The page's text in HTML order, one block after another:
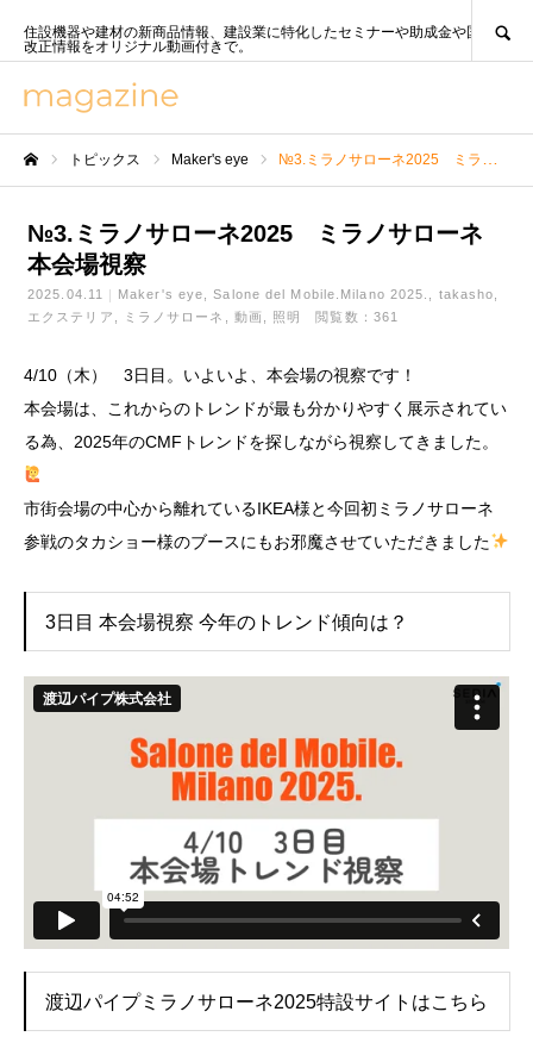
住設機器や建材の新商品情報、建設業に特化したセミナーや助成金や国策、法
改正情報をオリジナル動画付きで。
トピックス Maker's eye №3.ミラノサローネ2025 ミラノサローネ本会場視察
№3.ミラノサローネ2025 ミラノサローネ
本会場視察
2025.04.11 Maker's eye Salone del Mobile.Milano 2025.
takasho
エクステリア
ミラノサローネ 動画 照明 閲覧数：361
4/10（木） 3日目。いよいよ、本会場の視察です！
本会場は、これからのトレンドが最も分かりやすく展示されてい
る為、2025年のCMFトレンドを探しながら視察してきました。
市街会場の中心から離れているIKEA様と今回初ミラノサローネ
参戦のタカショー様のブースにもお邪魔させていただきました
3日目 本会場視察 今年のトレンド傾向は？
渡辺パイプミラノサローネ2025特設サイトはこちら